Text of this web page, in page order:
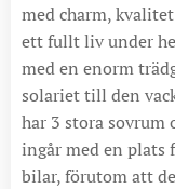
med charm,
ett fullt liv under
med en enorm
solariet till den
har 3 stora sovrum
ingår med en
bilar, förutom att